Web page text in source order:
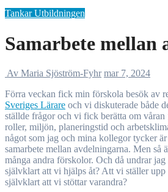
TankarUtbildningen
Samarbete mellan
Av Maria Sjöström-Fyhr mar 7, 2024
Förra veckan fick min förskola besök av
Sveriges Lärare och vi diskuterade både
ställde frågor och vi fick berätta om våran
roller, miljön, planeringstid och
något som jag och mina kollegor tycker
samarbete mellan avdelningarna. Men så
många andra förskolor. Och då undrar
självklart att vi hjälps åt? Att vi ställer
självklart att vi stöttar varandra?